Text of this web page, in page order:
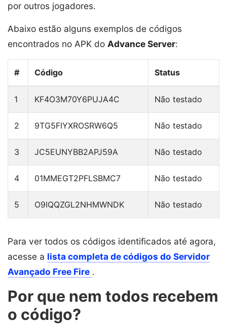
por outros jogadores.
Abaixo estão alguns exemplos de códigos
encontrados no APK do Advance Server:
# Código Status
1 KF4O3M70Y6PUJA4C Não testado
2 9TG5FIYXROSRW6Q5 Não testado
3 JC5EUNYBB2APJ59A Não testado
4 01MMEGT2PFLSBMC7 Não testado
5 O9IQQZGL2NHMWNDK Não testado
Para ver todos os códigos identificados até agora,
acesse a lista completa de códigos do Servidor
Avançado Free Fire .
Por que nem todos recebem
o código?